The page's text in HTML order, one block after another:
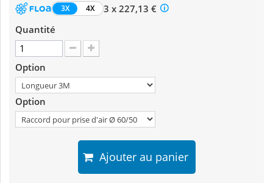
3X 4X
3 x 227,13 €
Quantité
Option
Option
Ajouter au panier